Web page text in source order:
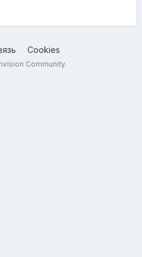
Cookies
Community